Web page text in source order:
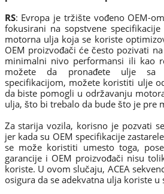
RS: Evropa je tržište vođeno OEM-
fokusirani na sopstvene
motorna ulja koja se koriste
OEM proizvođači će često pozivati
minimalni nivo performansi ili kao
možete da pronađete ulje sa
specifikacijom, možete koristiti ulje
da biste pomogli u održavanju
ulja, što bi trebalo da bude što je pre
Za starija vozila, korisno je pozvati
jer kada su OEM specifikacije
se može koristiti umesto toga,
garancije i OEM proizvođači nisu
koriste. U ovom slučaju, ACEA
osigura da se adekvatna ulja koriste